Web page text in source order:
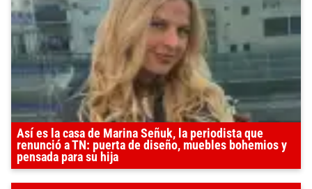
Así es la casa de Marina Señuk, la periodista que
renunció a TN: puerta de diseño, muebles bohemios y
pensada para su hija